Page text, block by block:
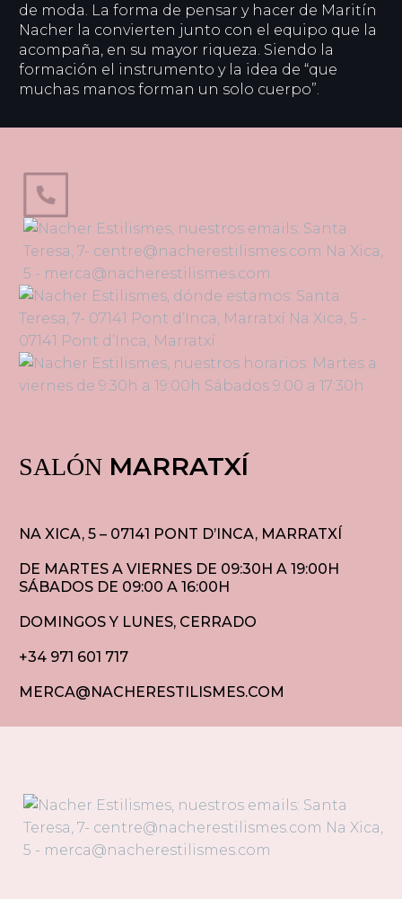
de moda. La forma de pensar y hacer de Maritín
Nacher la convierten junto con el equipo que la
acompaña, en su mayor riqueza. Siendo la
formación el instrumento y la idea de “que
muchas manos forman un solo cuerpo”.
SALÓN MARRATXÍ
NA XICA, 5 – 07141 PONT D’INCA, MARRATXÍ
DE MARTES A VIERNES DE 09:30H A 19:00H
SÁBADOS DE 09:00 A 16:00H
DOMINGOS Y LUNES, CERRADO
+34 971 601 717
MERCA@NACHERESTILISMES.COM